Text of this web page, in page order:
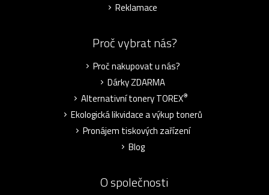
Reklamace
Proč vybrat nás?
Proč nakupovat u nás?
Dárky ZDARMA
Alternativní tonery TOREX®
Ekologická likvidace a výkup tonerů
Pronájem tiskových zařízení
Blog
O společnosti